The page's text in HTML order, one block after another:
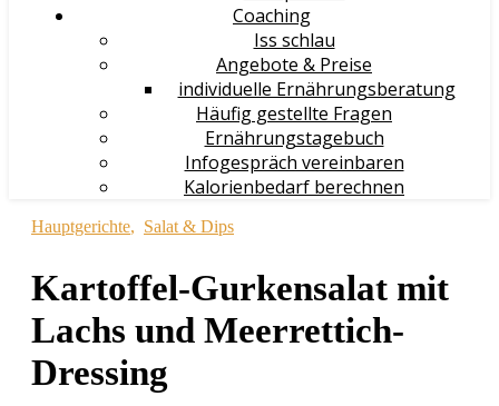
Coaching
Iss schlau
Angebote & Preise
individuelle Ernährungsberatung
Häufig gestellte Fragen
Ernährungstagebuch
Infogespräch vereinbaren
Kalorienbedarf berechnen
Hauptgerichte, Salat & Dips
Kartoffel-Gurkensalat mit
Lachs und Meerrettich-
Dressing